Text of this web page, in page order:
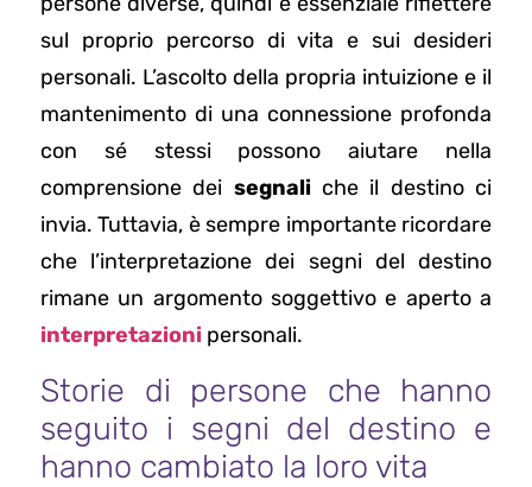
sul proprio percorso di vita e sui desideri
personali. L’ascolto della propria intuizione e il
mantenimento di una connessione profonda
con sé stessi possono aiutare nella
comprensione dei segnali che il destino ci
invia. Tuttavia, è sempre importante ricordare
che l’interpretazione dei segni del destino
rimane un argomento soggettivo e aperto a
interpretazioni personali.
Storie di persone che hanno
seguito i segni del destino e
hanno cambiato la loro vita